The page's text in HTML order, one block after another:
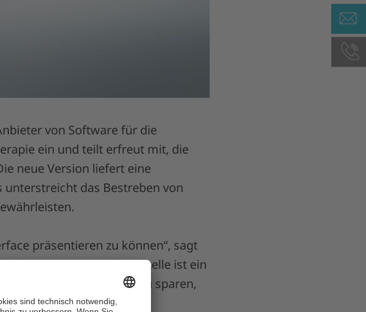
von Software für die
ein und teilt erfreut mit, die
neue Version liefert eine
das Bestreben von
präsentieren zu können“, sagt
„Diese neue Schnittstelle ist ein
Nutzern dabei, Zeit zu sparen,